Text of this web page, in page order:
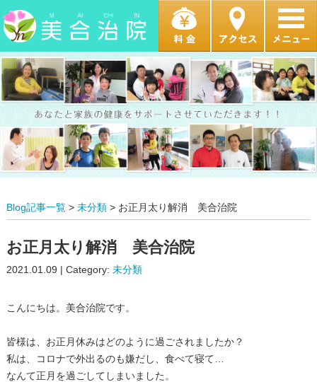
Blog記事一覧> 未分類> お正月太り解消 美合治院
お正月太り解消 美合治院
2021.01.09 | Category: 未分類
こんにちは。美合治院です。
皆様は、お正月休みはどのように過ごされましたか？
私は、コロナで外出るのも嫌だし、食べて寝て…
なんて正月を過ごしてしまいました。